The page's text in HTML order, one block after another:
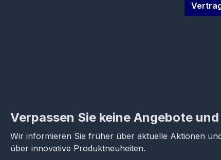
Verpassen Sie keine Angebote
Wir informieren Sie früher über aktuelle Aktionen
über innovative Produktneuheiten.